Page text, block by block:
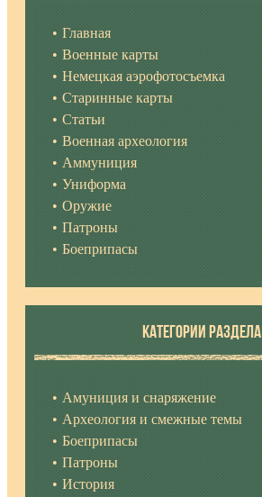
Главная
Военные карты
Немецкая аэрофотосъемка
Старинные карты
Статьи
Военная археология
Аммуниция
Униформа
Оружие
Патроны
Боеприпасы
КАТЕГОРИИ РАЗДЕЛА
Амуниция и снаряжение
Археология и смежные темы
Боеприпасы
Патроны
История